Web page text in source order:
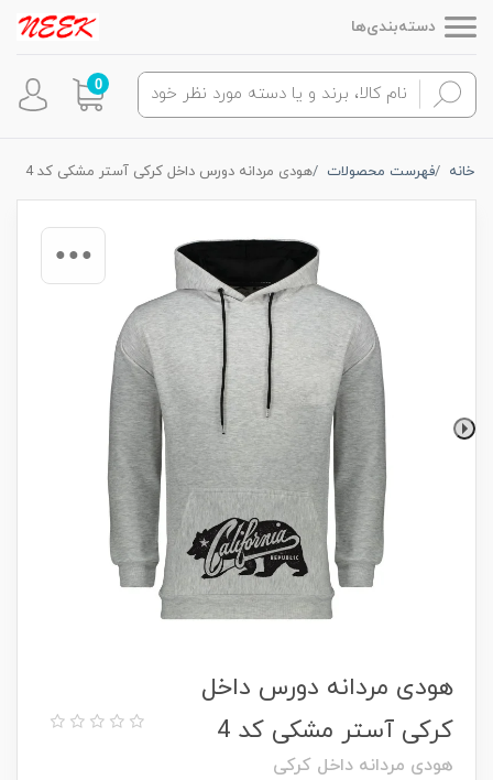
دسته‌بندی‌ها
0
خانه فهرست محصولات هودی مردانه دورس داخل کرکی آستر مشکی کد 4
هودی مردانه دورس داخل
کرکی آستر مشکی کد 4
هودی مردانه داخل کرکی